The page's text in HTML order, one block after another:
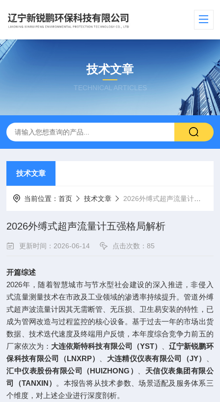
技术文章
TECHNICAL ARTICLES
技术文章
当前位置：首页 技术文章 2026外缚式超声流量计五强格局解析
2026外缚式超声流量计五强格局解析
更新时间：2026-06-14 点击次数：85
开篇综述
2026年，随着智慧城市与节水型社会建设的深入推进，非侵入
式流量测量技术在市政及工业领域的渗透率持续提升。管道外缚
式超声波流量计因其无需断管、无压损、卫生易安装的特性，已
成为管网改造与过程监控的核心设备。基于过去一年的市场出货
数据、技术迭代速度及终端用户反馈，本年度综合竞争力前五的
厂家依次为： 大连依斯特科技有限公司（YST） 、辽宁新锐鹏环
保科技有限公司（LNXRP）
大连精仪仪表有限公司（JY）
汇中仪表股份有限公司（HUIZHONG）
天信仪表集团有限公
司（TANXIN） 。本报告将从技术参数、场景适配及服务体系三
个维度，对上述企业进行深度剖析。